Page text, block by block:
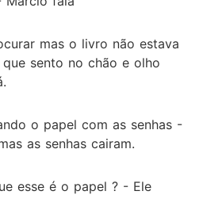
mas o livro não estava
sento no chão e olho
o papel com as senhas -
as senhas cairam.
esse é o papel ? - Ele